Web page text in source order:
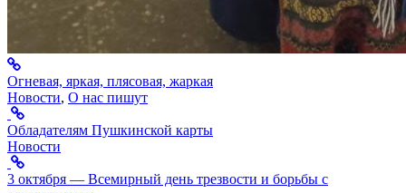
Огневая, яркая, плясовая, жаркая
Новости, О нас пишут
Обладателям Пушкинской карты
Новости
3 октября — Всемирный день трезвости и борьбы с